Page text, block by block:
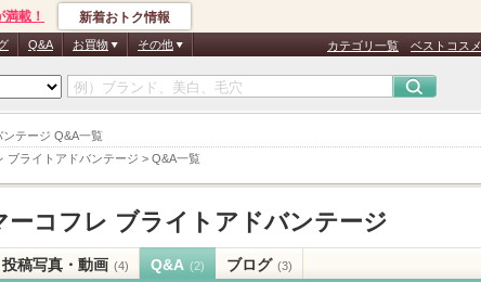
テージ Q&A一覧
ブライトアドバンテージ > Q&A一覧
載！ 新着おトク情報
Q&A お買物 その他 カテゴリ一覧 ベストコスメ
ーコフレ ブライトアドバンテージ
投稿写真・動画 (4) Q&A (2) ブログ (3)